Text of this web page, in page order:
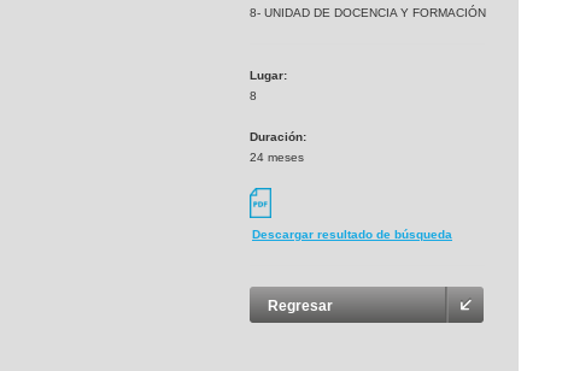
8- UNIDAD DE DOCENCIA Y FORMACIÓN
Lugar:
8
Duración:
24 meses
Descargar resultado de búsqueda
Regresar